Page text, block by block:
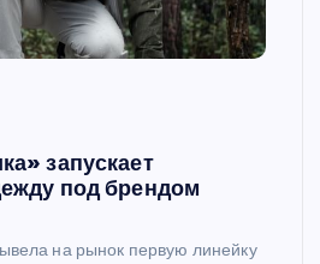
запускает
под брендом
на рынок первую линейку